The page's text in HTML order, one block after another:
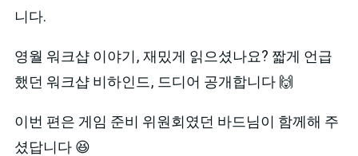
니다.
영월 워크샵 이야기, 재밌게 읽으셨나요? 짧게 언급
했던 워크샵 비하인드, 드디어 공개합니다 🙌
이번 편은 게임 준비 위원회였던 바드님이 함께해 주
셨답니다 😆